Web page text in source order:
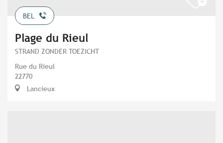
BEL
Plage du Rieul
STRAND ZONDER TOEZICHT
Rue du Rieul
22770
Lancieux